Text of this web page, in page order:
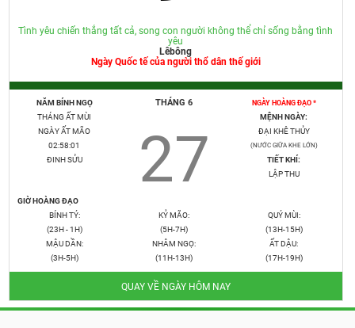
Tình yêu chiến thắng tất cả, song con người không thể chỉ sống bằng tình
yêu
Lêbông
Ngày Quốc tế của người thổ dân thế giới
NĂM BÍNH NGỌ
THÁNG ẤT MÙI
NGÀY ẤT MÃO
02:58:02
ĐINH SỬU
THÁNG 6
27
NGÀY HOÀNG ĐẠO *
MỆNH NGÀY:
ĐẠI KHÊ THỦY
(NƯỚC GIỮA KHE LỚN)
TIẾT KHÍ:
LẬP THU
GIỜ HOÀNG ĐẠO
BÍNH TÝ:
(23H - 1H)
MẬU DẦN:
(3H-5H)
KỶ MÃO:
(5H-7H)
NHÂM NGỌ:
(11H-13H)
QUÝ MÙI:
(13H-15H)
ẤT DẬU:
(17H-19H)
QUAY VỀ NGÀY HÔM NAY